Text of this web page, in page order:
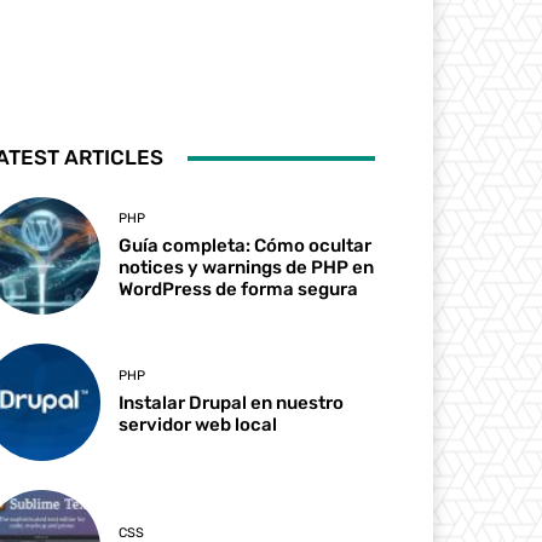
ARTICLES
PHP
Guía completa: Cómo ocultar
notices y warnings de PHP en
WordPress de forma segura
PHP
Instalar Drupal en nuestro
servidor web local
CSS